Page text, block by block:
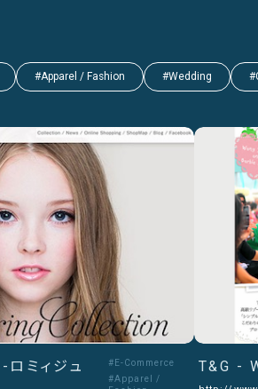
#Apparel / Fashion #Wedding
ミィジュ
#E-Commerce
#Apparel /
T&G -